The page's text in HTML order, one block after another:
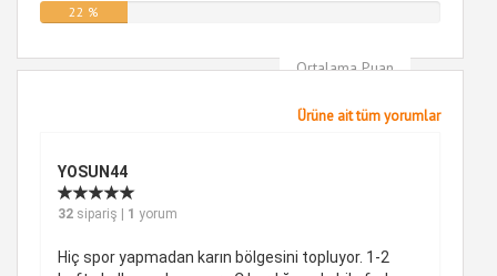
22 %
Ortalama Puan
4
Ürüne ait tüm yorumlar
YOSUN44
32 sipariş | 1 yorum
Hiç spor yapmadan karın bölgesini topluyor. 1-2